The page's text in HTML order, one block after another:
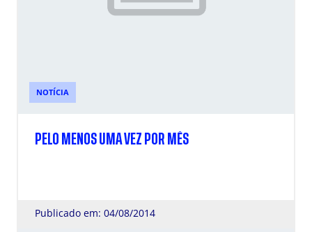
NOTÍCIA
PELO MENOS UMA VEZ POR MÊS
Publicado em: 04/08/2014